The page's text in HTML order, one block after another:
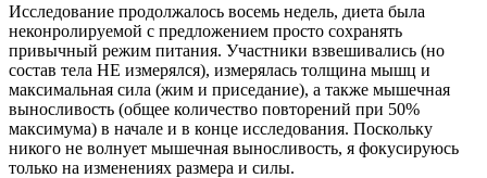
Исследование продолжалось восемь недель, диета была
неконролируемой с предложением просто сохранять
привычный режим питания. Участники взвешивались (но
состав тела НЕ измерялся), измерялась толщина мышц и
максимальная сила (жим и приседание), а также мышечная
выносливость (общее количество повторений при 50%
максимума) в начале и в конце исследования. Поскольку
никого не волнует мышечная выносливость, я фокусируюсь
только на изменениях размера и силы.